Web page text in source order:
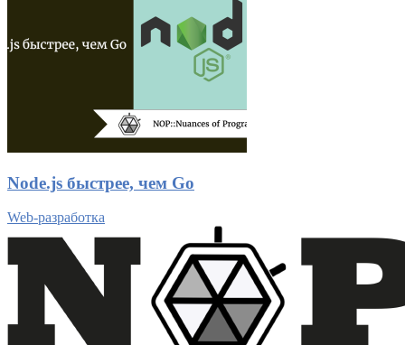
Node.js быстрее, чем Go
Web-разработка